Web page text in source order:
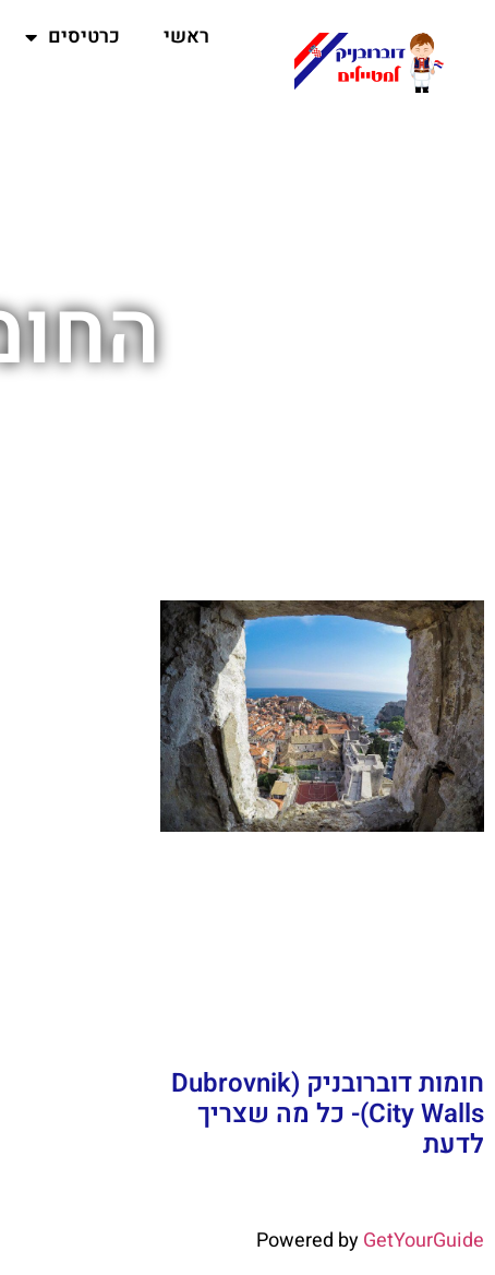
ראשי כרטיסים
חומות דוברובניק (Dubrovnik
City Walls)- כל מה שצריך
לדעת
Powered byGetYourGuide